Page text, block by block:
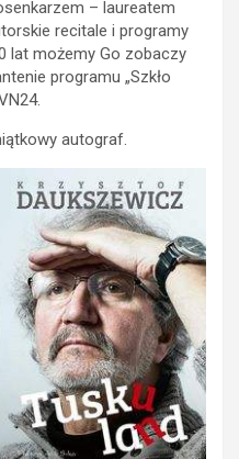
– laureatem
recitale i programy
lat możemy Go zobaczy
programu „Szkło
autograf.